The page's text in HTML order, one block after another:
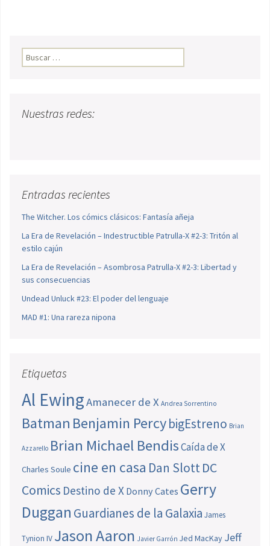
Buscar:
Nuestras redes:
Entradas recientes
The Witcher. Los cómics clásicos: Fantasía añeja
La Era de Revelación – Indestructible Patrulla-X #2-3: Tritón al
estilo cajún
La Era de Revelación – Asombrosa Patrulla-X #2-3: Libertad y
sus consecuencias
Undead Unluck #23: El poder del lenguaje
MAD #1: Una rareza nipona
Etiquetas
Al EwingAmanecer de X Andrea Sorrentino
Batman Benjamin PercybigEstreno Brian
Azzarello Brian Michael BendisCaída de X
Charles Soule cine en casa Dan SlottDC
Comics Destino de X Donny Cates Gerry
Duggan Guardianes de la Galaxia James
Tynion IV Jason Aaron Javier Garrón Jed MacKay Jeff